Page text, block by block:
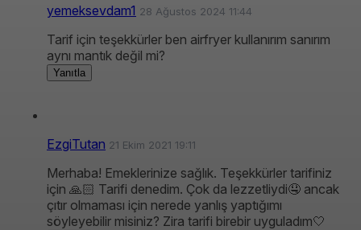
yemeksevdam1 28 Ağustos 2024 11:44
Tarif için teşekkürler ben airfryer kullanırım sanırım
aynı mantık değil mi?
Yanıtla
EzgiTutan 21 Ekim 2021 19:11
Merhaba! Emeklerinize sağlık. Teşekkürler tarifiniz
için 🙏🏻 Tarifi denedim. Çok da lezzetliydi🤤 ancak
çıtır olmaması için nerede yanlış yaptığımı
söyleyebilir misiniz? Zira tarifi birebir uyguladım🤍